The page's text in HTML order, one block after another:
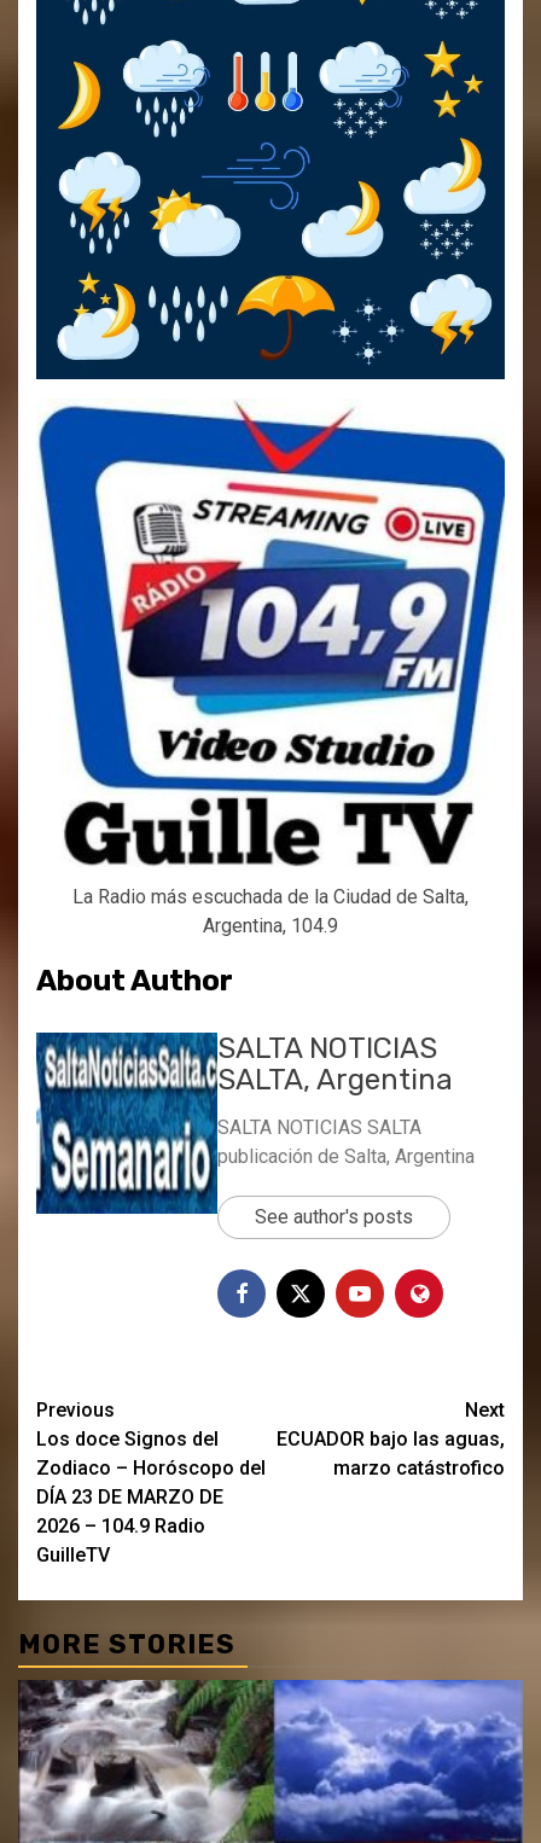
La Radio más escuchada de la Ciudad de Salta,
Argentina, 104.9
About Author
SALTA NOTICIAS
SALTA, Argentina
SALTA NOTICIAS SALTA
publicación de Salta, Argentina
See author's posts
Post
navigation
Previous
Los doce Signos del
Zodiaco – Horóscopo del
DÍA 23 DE MARZO DE
2026 – 104.9 Radio
GuilleTV
Next
ECUADOR bajo las aguas,
marzo catástrofico
MORE STORIES